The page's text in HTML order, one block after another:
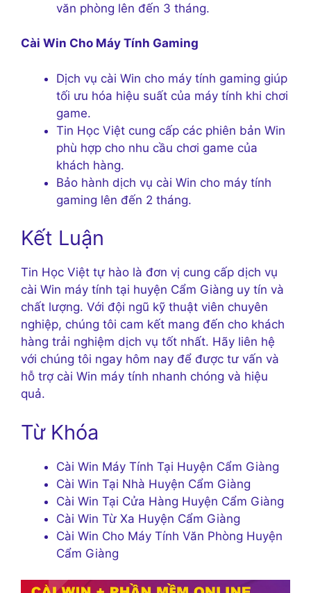
văn phòng lên đến 3 tháng.
Cài Win Cho Máy Tính Gaming
Dịch vụ cài Win cho máy tính gaming giúp
tối ưu hóa hiệu suất của máy tính khi chơi
game.
Tin Học Việt cung cấp các phiên bản Win
phù hợp cho nhu cầu chơi game của
khách hàng.
Bảo hành dịch vụ cài Win cho máy tính
gaming lên đến 2 tháng.
Kết Luận
Tin Học Việt tự hào là đơn vị cung cấp dịch vụ
cài Win máy tính tại huyện Cẩm Giàng uy tín và
chất lượng. Với đội ngũ kỹ thuật viên chuyên
nghiệp, chúng tôi cam kết mang đến cho khách
hàng trải nghiệm dịch vụ tốt nhất. Hãy liên hệ
với chúng tôi ngay hôm nay để được tư vấn và
hỗ trợ cài Win máy tính nhanh chóng và hiệu
quả.
Từ Khóa
Cài Win Máy Tính Tại Huyện Cẩm Giàng
Cài Win Tại Nhà Huyện Cẩm Giàng
Cài Win Tại Cửa Hàng Huyện Cẩm Giàng
Cài Win Từ Xa Huyện Cẩm Giàng
Cài Win Cho Máy Tính Văn Phòng Huyện
Cẩm Giàng